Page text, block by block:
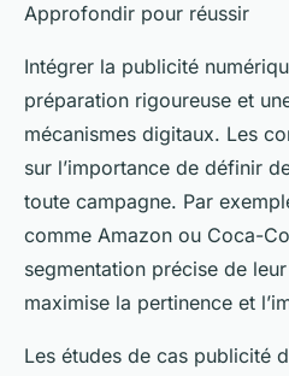
Approfondir pour réussir
Intégrer la publicité
préparation rigoureuse et
mécanismes digitaux. Les
sur l’importance de définir
toute campagne. Par
comme Amazon ou Coca-
segmentation précise de
maximise la pertinence et
Les études de cas publicité